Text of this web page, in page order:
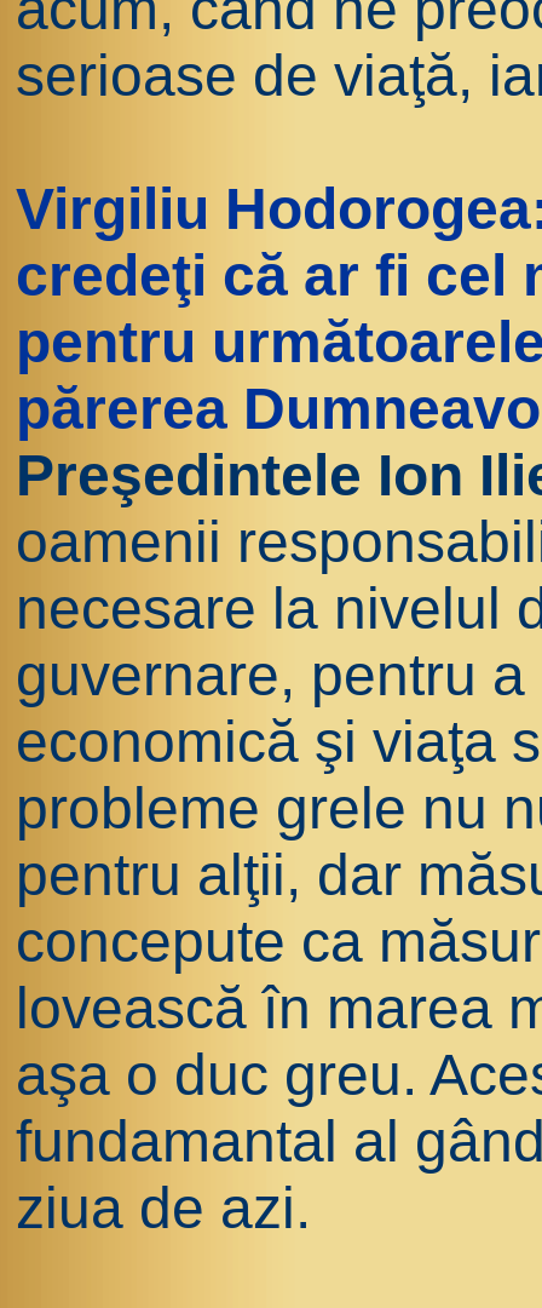
serioase de viaţă,
Virgiliu
credeţi că ar fi cel
pentru
părerea
Preşedintele Ion
oamenii
necesare la nivelul
guvernare, pentru
economică şi viaţa
probleme grele nu
pentru alţii, dar
concepute ca
lovească în marea
aşa o duc greu.
fundamantal al
ziua de azi.